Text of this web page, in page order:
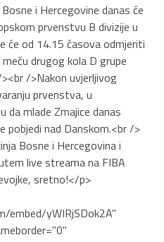
i Hercegovine danas će
prvenstvu B divizije u
će od 14.15 časova odmjeriti
drugog kola D grupe
/>Nakon uvjerljivog
prvenstva, u
da mlade Zmajice danas
pobjedi nad Danskom.<br />
Bosne i Hercegovina i
live streama na FIBA
sretno!</p>
embed/yWIRjSDok2A"